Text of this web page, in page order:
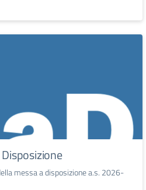
messa a disposizione a.s. 2026-